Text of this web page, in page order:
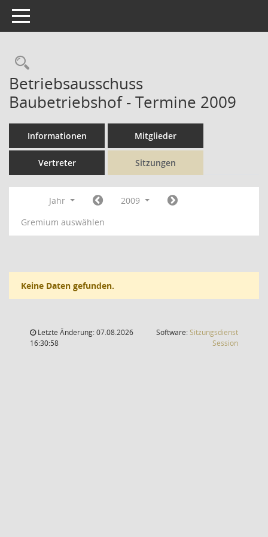
Toggle navigation
Rechercheauswahl
Betriebsausschuss
Baubetriebshof - Termine 2009
Informationen Mitglieder
Vertreter Sitzungen
Jahr
2009
Gremium auswählen
Keine Daten gefunden.
Letzte Änderung: 07.08.2026
16:30:58
Software:Sitzungsdienst
Session(Wird in